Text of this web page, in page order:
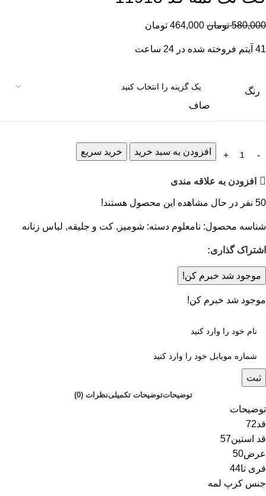
580,000 تومان 464,000 تومان
41 آیتم فروخته شده در 24 ساعت
رنگ
صاف
افزودن به سبد خرید خرید سریع
افزودن به علاقه مندی
50 نفر در حال مشاهده این محصول هستند!
شناسه محصول: نامعلوم دسته: شومیز , کت و جلیقه, لباس زنانه
اشتراک گذاری:
موجود شد خبرم کن!
موجود شد خبرم کن!
ثبت
توضیحاتتوضیحات تکمیلینظرات (0)
توضیحات
قد72
قد استین57
عرض50
فری تا44
جنس کرپ لمه